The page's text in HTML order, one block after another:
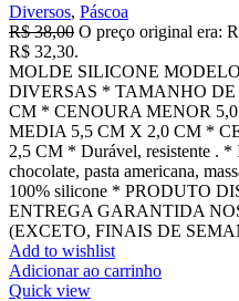
Diversos, Páscoa
R$38,00 O preço original era:
R$ 32,30.
MOLDE SILICONE
DIVERSAS * TAMANHO
CM * CENOURA MENOR
MEDIA 5,5 CM X 2,0 CM *
2,5 CM * Durável, resistente . *
chocolate, pasta americana,
100% silicone * PRODUTO
ENTREGA GARANTIDA
(EXCETO, FINAIS DE
Add to wishlist
Adicionar ao carrinho
Quick view